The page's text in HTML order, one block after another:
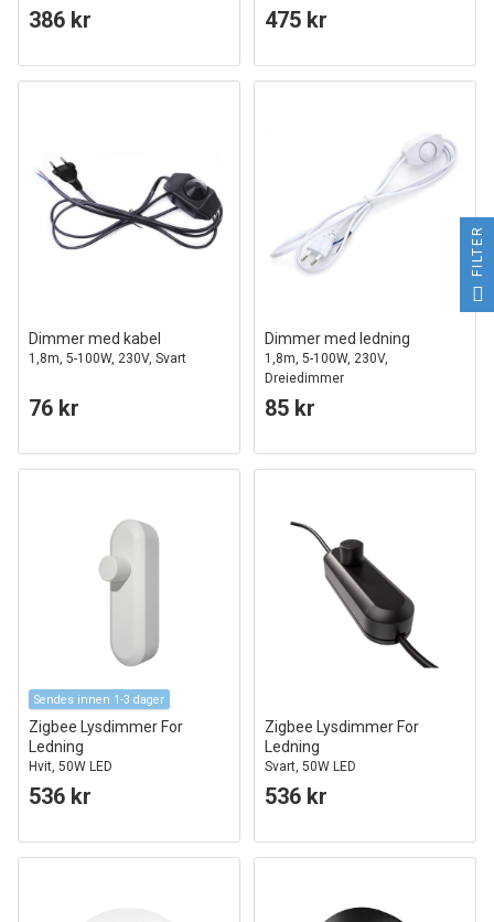
386 kr 475 kr
Dimmer med kabel
1,8m, 5-100W, 230V, Svart
76 kr
Dimmer med ledning
1,8m, 5-100W, 230V,
Dreiedimmer
85 kr
Sendes innen 1-3 dager
Zigbee Lysdimmer For
Ledning
Hvit, 50W LED
536 kr
Zigbee Lysdimmer For
Ledning
Svart, 50W LED
536 kr
FILTER